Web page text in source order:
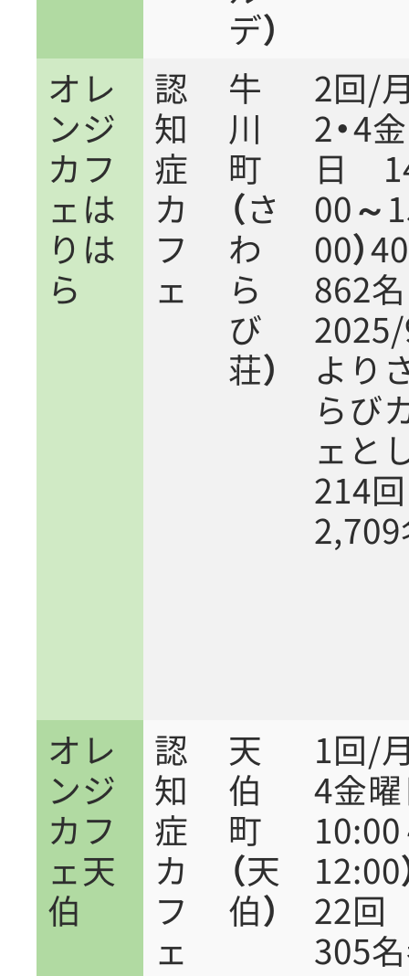
デ）
オレ
ンジ
カフ
ェは
りは
ら
認
知
症
カ
フ
ェ
牛
川
町
（さ
わ
ら
び
荘）
2回/
2・4
日
00～
00）
862名
より
らび
ェと
214回
オレ
ンジ
カフ
ェ天
伯
認
知
症
カ
フ
ェ
天
伯
町
（天
伯）
1回/
4金
12:00
22
305